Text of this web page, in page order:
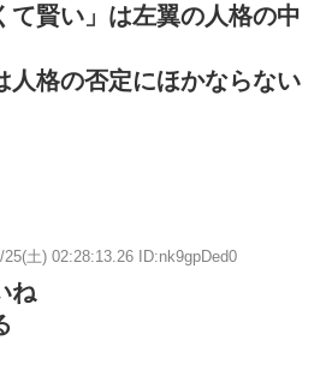
て賢い」は左翼の人格の中
人格の否定にほかならない
25(土) 02:28:13.26 ID:nk9gpDed0
ね